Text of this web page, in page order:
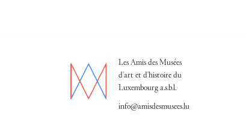
Les Amis des Musées
d'art et d'histoire du
Luxembourg a.s.b.l.
info@amisdesmusees.lu